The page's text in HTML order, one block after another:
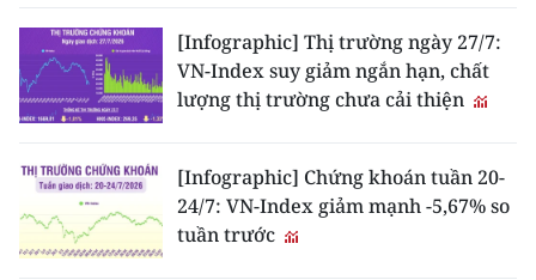
Duyên hải Nam Trung Bộ và Tây
Nguyên
Đông Nam Bộ
Đồng bằng sông Cửu Long
Chuyên trang Hà Nội
[Infographic] Thị trường ngày 27/7:
VN-Index suy giảm ngắn hạn, chất
lượng thị trường chưa cải thiện
[Infographic] Chứng khoán tuần 20-
24/7: VN-Index giảm mạnh -5,67% so
tuần trước